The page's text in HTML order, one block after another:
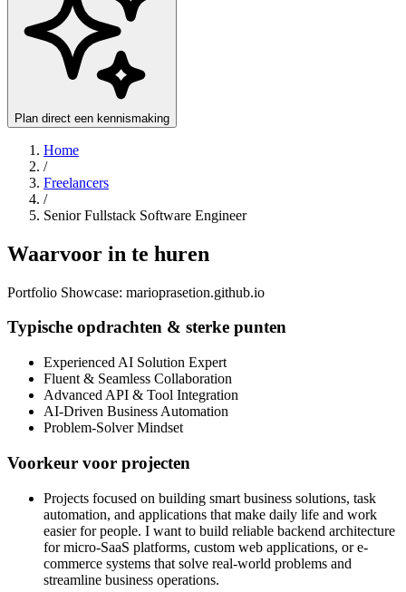
Plan direct een kennismaking
Home
/
Freelancers
/
Senior Fullstack Software Engineer
Waarvoor in te huren
Portfolio Showcase: marioprasetion.github.io
Typische opdrachten & sterke punten
Experienced AI Solution Expert
Fluent & Seamless Collaboration
Advanced API & Tool Integration
AI-Driven Business Automation
Problem-Solver Mindset
Voorkeur voor projecten
Projects focused on building smart business solutions, task
automation, and applications that make daily life and work
easier for people. I want to build reliable backend architecture
for micro-SaaS platforms, custom web applications, or e-
commerce systems that solve real-world problems and
streamline business operations.